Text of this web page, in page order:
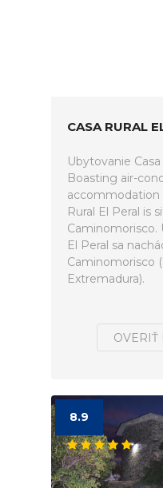
CASA RURAL
Ubytovanie Casa
Boasting air-
accommodation
Rural El Peral is
Caminomorisco.
El Peral sa
Caminomorisco
Extremadura).
OVERIŤ
8.9